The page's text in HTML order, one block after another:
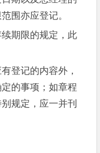
围亦应登记。
期限的规定，此
登记的内容外，
的事项；如章程
规定，应一并刊